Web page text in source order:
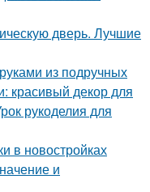
дверь. Лучшие
из подручных
красивый декор для
рукоделия для
в новостройках
и